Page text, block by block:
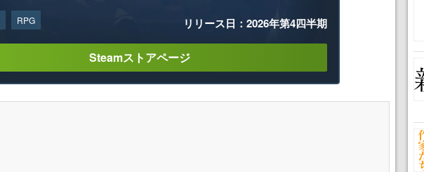
RPG リリース日：2026年第4四半期
Steamストアページ